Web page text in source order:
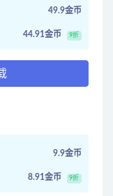
49.9金币
44.91金币 9折
9.9金币
8.91金币 9折